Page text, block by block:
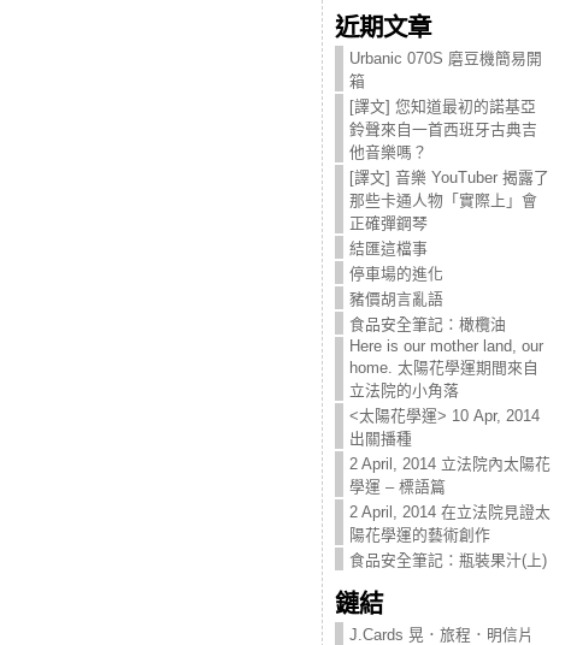
近期文章
Urbanic 070S 磨豆機簡易開
箱
[譯文] 您知道最初的諾基亞
鈴聲來自一首西班牙古典吉
他音樂嗎？
[譯文] 音樂 YouTuber 揭露了
那些卡通人物「實際上」會
正確彈鋼琴
結匯這檔事
停車場的進化
豬價胡言亂語
食品安全筆記：橄欖油
Here is our mother land, our
home. 太陽花學運期間來自
立法院的小角落
<太陽花學運> 10 Apr, 2014
出關播種
2 April, 2014 立法院內太陽花
學運 – 標語篇
2 April, 2014 在立法院見證太
陽花學運的藝術創作
食品安全筆記：瓶裝果汁(上)
鏈結
J.Cards 晃．旅程．明信片